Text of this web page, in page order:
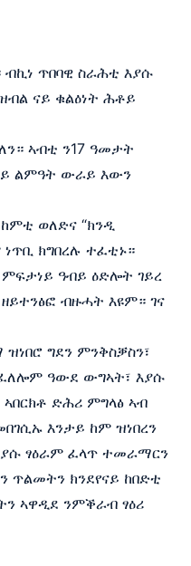
ብኪነ ጥበባዊ ስራሕቲ እያሱ
ናይ ቁልዕነት ሕቶይ
ኣብቲ ን17 ዓመታት
ልምዓት ውራይ እውን
ወለድና “ክንዲ
ክግበረሉ ተፈቲኑ።
ዓብይ ዕድሎት ገይረ
ብዙሓት እዩም። ገና
ግደን ምንቅስቓስን፣
ዓውደ ውግኣት፣ እያሱ
ድሕሪ ምግላፅ ኣብ
እንታይ ከም ዝነበረን
ፃዕራም ፈላጥ ተመራማርን
ክንደየናይ ከበድቲ
ኣዋዲደ ንምቕራብ ፃዕሪ